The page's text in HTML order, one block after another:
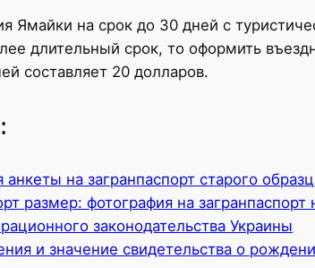
Ямайки на срок до 30 дней с
длительный срок, то оформить
составляет 20 долларов.
на загранпаспорт старого
размер: фотография на загранпаспорт
законодательства Украины
и значение свидетельства о